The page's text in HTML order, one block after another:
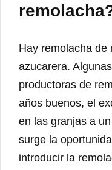
Hay remolacha de
azucarera.
productoras de
años buenos, el
en las granjas a
surge la
introducir la